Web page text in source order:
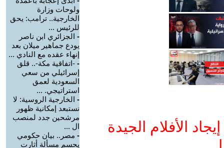
الأفلام الجيدة
ولوحات وزارة
الخارجية.. ترامب: يحق
للرئيس ...
- الجزائري ابن ناصر
يودع جماهير ميلان بعد
إنهاء عقده مع النادي ...
- -اتفاقية مكة-.. قلق
إسرائيلي من سعي
السعودية لعمق
استراتيجي. ...
- الخارجية الروسية: لا
نستبعد إمكانية ظهور
مرشحين جدد لمنصب
ال ...
- مصر.. بيان حكومي
يحسم مسألة أثارت